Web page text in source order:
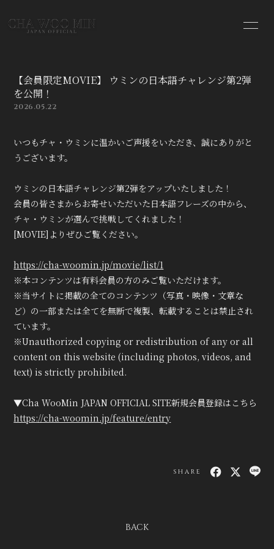
PROFILE
PHOTO
【会員限定MOVIE】 ウミンの日本語チャレンジ第2弾
を公開！
2026.05.22
いつもチャ・ウミンに温かいご声援をいただき、誠にありがと
うございます。
ウミンの日本語チャレンジ第2弾をアップいたしました！
会員の皆さまからお寄せいただいた日本語フレーズの中から、
チャ・ウミンが選んで挑戦してくれました！
[MOVIE]よりぜひご覧ください。
https://cha-woomin.jp/movie/list/1
※本コンテンツは有料会員の方のみご覧いただけます。
※当サイトに掲載の全てのコンテンツ（写真・映像・文章な
ど）の一部または全てを無断で複製、転載することは禁止され
ています。
※Unauthorized copying or redistribution of any or all
content on this website (including photos, videos, and
text) is strictly prohibited.
▼Cha WooMin JAPAN OFFICIAL SITE新規会員登録はこちら
https://cha-woomin.jp/feature/entry
SHARE
BACK